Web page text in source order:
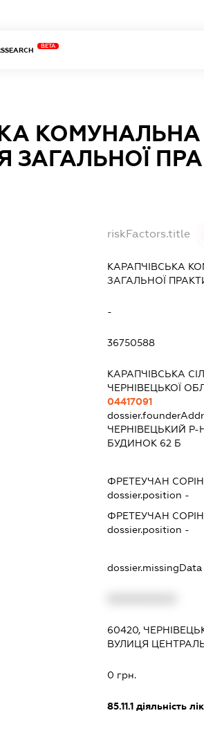
BETA
КОМУНАЛЬНА
ЗАГАЛЬНОЇ
riskFactors.title
КАРАПЧІВСЬКА
ЗАГАЛЬНОЇ
-
36750588
КАРАПЧІВСЬКА
ЧЕРНІВЕЦЬКОЇ
04417091
ЧЕРНІВЕЦЬКИЙ
БУДИНОК 62 Б
ФРЕТЕУЧАН
dossier.position -
ФРЕТЕУЧАН
dossier.position -
dossier.missingData
60420,
ВУЛИЦЯ
0 грн.
85.11.1діяльність